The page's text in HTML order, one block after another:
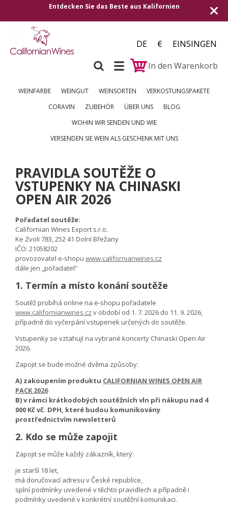
aus Kalifornien
Versand in alle europäischen
250 €
DE €
EINSINGEN
In den Warenkorb
WEINFARBE WEINGUT WEINSORTEN
VERKOSTUNGSPAKETE
CORAVIN
ZUBEHÖR ÜBER UNS
BLOG
WOHIN WIR SENDEN UND WIE
VERSENDEN SIE WEIN ALS GESCHENK MIT UNS
PRAVIDLA SOUTĚŽE O
VSTUPENKY NA CHINASKI
OPEN AIR 2026
Pořadatel soutěže:
Californian Wines Export s.r.o.
Ke Zvoli 783, 252 41 Dolní Břežany
IČO: 21058202
provozovatel e-shopu www.californianwines.cz
dále jen „pořadatel“
1. Termín a místo konání soutěže
Soutěž probíhá online na e-shopu pořadatele
www.californianwines.cz v období od 1. 7. 2026 do 11. 9. 2026,
případně do vyčerpání vstupenek určených do soutěže.
Vstupenky se vztahují na vybrané koncerty Chinaski Open Air
2026.
Zapojit se bude možné dvěma způsoby:
A) zakoupením produktu CALIFORNIAN WINES OPEN AIR
PACK 2026
B) v rámci krátkodobých soutěžních vln při nákupu nad 4
000 Kč vč. DPH, které budou komunikovány
prostřednictvím newsletterů
2. Kdo se může zapojit
Zapojit se může každý zákazník, který:
je starší 18 let,
má doručovací adresu v České republice,
splní podmínky uvedené v těchto pravidlech a případně i
podmínky uvedené v konkrétní soutěžní komunikaci.